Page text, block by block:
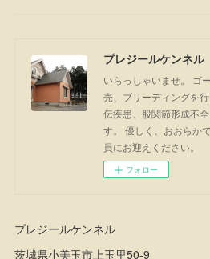
プレジールケンネル
いらっしゃいませ。 ゴ
売、ブリーディングを
伝疾患、股関節形成不
す。 優しく、おおらか
員にお迎えください。
フォロー
プレジールケンネル
茨城県小美玉市上玉里50-9